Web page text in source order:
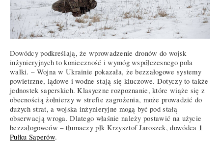
Dowódcy podkreślają, że wprowadzenie dronów do wojsk
inżynieryjnych to konieczność i wymóg współczesnego pola
walki. – Wojna w Ukrainie pokazała, że bezzałogowe systemy
powietrzne, lądowe i wodne stają się kluczowe. Dotyczy to także
jednostek saperskich. Klasyczne rozpoznanie, które wiąże się z
obecnością żołnierzy w strefie zagrożenia, może prowadzić do
dużych strat, a wojska inżynieryjne mogą być pod stałą
obserwacją wroga. Dlatego właśnie należy postawić na użycie
bezzałogowców – tłumaczy płk Krzysztof Jaroszek, dowódca 1
Pułku Saperów.